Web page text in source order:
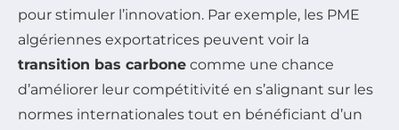
pour stimuler l’innovation. Par exemple, les PME
algériennes exportatrices peuvent voir la
transition bas carbone comme une chance
d’améliorer leur compétitivité en s’alignant sur les
normes internationales tout en bénéficiant d’un